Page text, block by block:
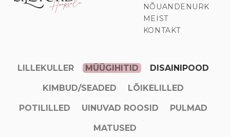
NÕUANDENURK
MEIST
KONTAKT
LILLEKULLER MÜÜGIHITID DISAINIPOOD
KIMBUD/SEADED LÕIKELILLED
POTILILLED UINUVAD ROOSID PULMAD
MATUSED